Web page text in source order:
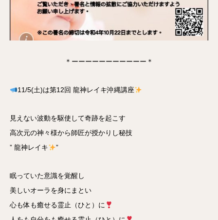
＊ーーーーーーーーーーー＊
11/5(土)は第12回 龍神レイキ沖縄講座
見えない波動を駆使して奇跡を起こす
高次元の神々様から師匠が授かりし秘技
” 龍神レイキ
”
眠っていた意識を覚醒し
美しいオーラを身にまとい
心も体も癒せる霊止（ひと）に